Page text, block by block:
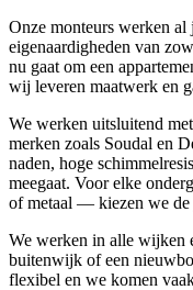
Onze monteurs werken al
eigenaardigheden van
nu gaat om een
wij leveren maatwerk en
We werken uitsluitend
merken zoals Soudal en
naden, hoge
meegaat. Voor elke
of metaal — kiezen we de
We werken in alle wijken
buitenwijk of een
flexibel en we komen